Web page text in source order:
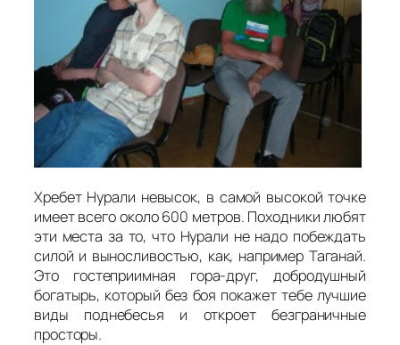
Хребет Нурали невысок, в самой высокой точке
имеет всего около 600 метров. Походники любят
эти места за то, что Нурали не надо побеждать
силой и выносливостью, как, например Таганай.
Это гостеприимная гора-друг, добродушный
богатырь, который без боя покажет тебе лучшие
виды поднебесья и откроет безграничные
просторы.